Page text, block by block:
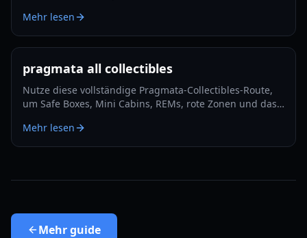
Plus-Optimierung.
Mehr lesen
pragmata all collectibles
Nutze diese vollständige Pragmata-Collectibles-Route,
um Safe Boxes, Mini Cabins, REMs, rote Zonen und das
zu verfolgen.
Mehr lesen
Mehrguide